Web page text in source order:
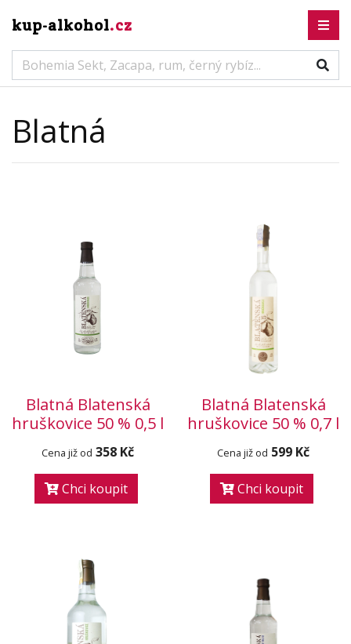
kup-alkohol.cz
Blatná
Blatná Blatenská
hruškovice 50 % 0,5 l
Cena již od 358 Kč
Chci koupit
Blatná Blatenská
hruškovice 50 % 0,7 l
Cena již od 599 Kč
Chci koupit